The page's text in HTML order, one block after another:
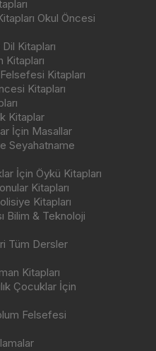
Okul Öncesi
Kitapları
Kitapları
Kitapları
Kitapları
Kitaplar
İçin Masallar
Seyahatname
İçin Öykü Kitapları
Kitapları
Kitapları
Bilim & Teknoloji
Tüm Dersler
Kitapları
Çocuklar İçin
Felsefesi